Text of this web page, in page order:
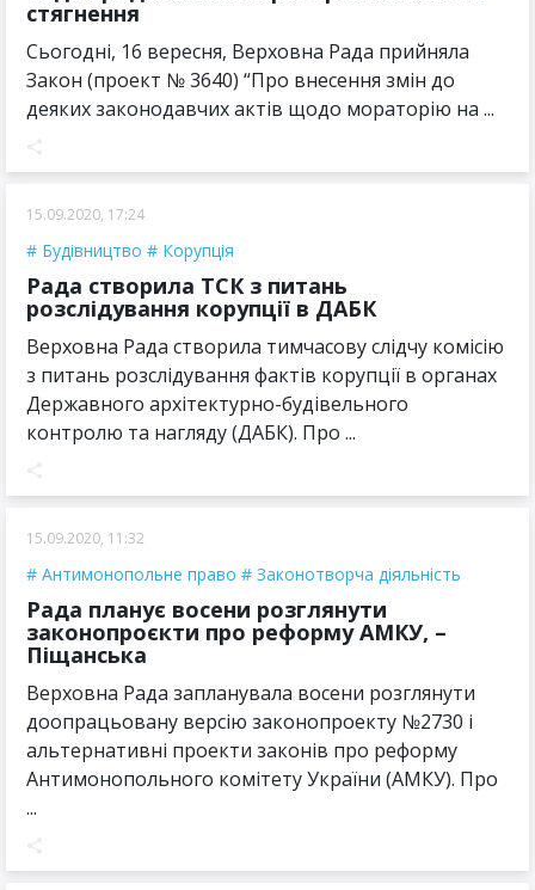
стягнення
Сьогодні, 16 вересня, Верховна Рада прийняла
Закон (проект № 3640) “Про внесення змін до
деяких законодавчих актів щодо мораторію на ...
15.09.2020, 17:24
Будівництво Корупція
Рада створила ТСК з питань
розслідування корупції в ДАБК
Верховна Рада створила тимчасову слідчу комісію
з питань розслідування фактів корупції в органах
Державного архітектурно-будівельного
контролю та нагляду (ДАБК). Про ...
15.09.2020, 11:32
Антимонопольне право Законотворча діяльність
Рада планує восени розглянути
законопроєкти про реформу АМКУ, –
Піщанська
Верховна Рада запланувала восени розглянути
доопрацьовану версію законопроекту №2730 і
альтернативні проекти законів про реформу
Антимонопольного комітету України (АМКУ). Про
...